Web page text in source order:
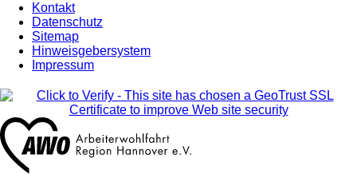
Kontakt
Datenschutz
Sitemap
Hinweisgebersystem
Impressum